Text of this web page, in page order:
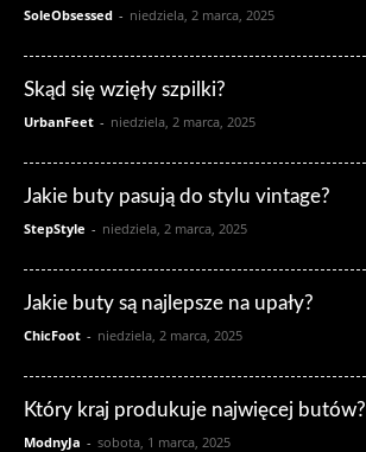
SoleObsessed - niedziela, 2 marca, 2025
Skąd się wzięły szpilki?
UrbanFeet - niedziela, 2 marca, 2025
Jakie buty pasują do stylu vintage?
StepStyle - niedziela, 2 marca, 2025
Jakie buty są najlepsze na upały?
ChicFoot - niedziela, 2 marca, 2025
Który kraj produkuje najwięcej butów?
ModnyJa - sobota, 1 marca, 2025